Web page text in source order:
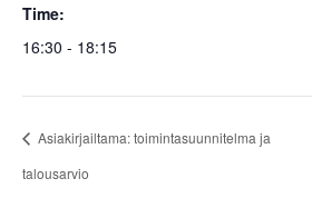
Time:
16:30 - 18:15
Asiakirjailtama: toimintasuunnitelma ja
talousarvio